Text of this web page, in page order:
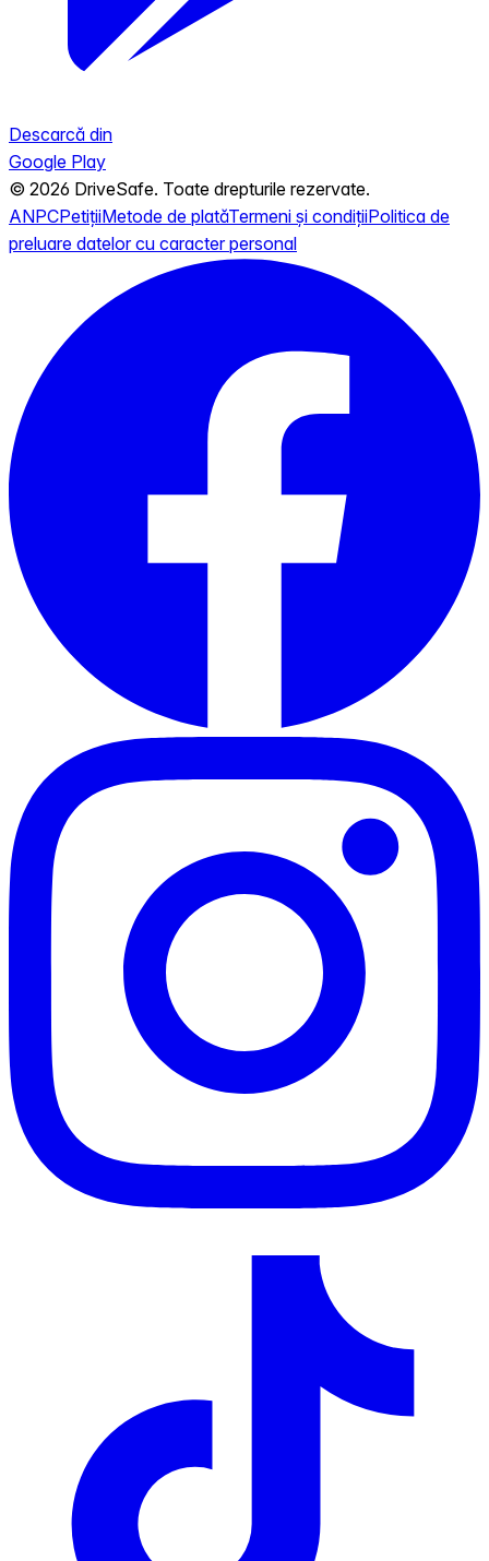
Descarcă din
Google Play
© 2026 DriveSafe. Toate drepturile rezervate.
ANPCPetițiiMetode de platăTermeni și condițiiPolitica de
preluare datelor cu caracter personal